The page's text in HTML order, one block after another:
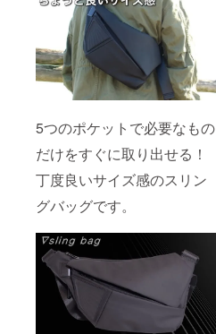
5つのポケットで必要なもの
だけをすぐに取り出せる！
丁度良いサイズ感のスリン
グバッグです。